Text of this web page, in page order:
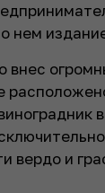
нем
вердо и